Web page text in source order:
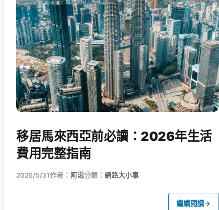
移居馬來西亞前必讀：2026年生活
費用完整指南
2026/5/31作者： 阿湯分類： 網路大小事
繼續閱讀→